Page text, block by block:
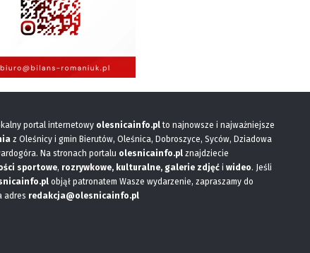
portal internetowy olesnicainfo.plto najnowsze i najważniejsze
z Oleśnicy i gmin Bierutów, Oleśnica, Dobroszyce, Syców, Dziadowa
Na stronach portalu olesnicainfo.pl znajdziecie
sportowe, rozrywkowe, kulturalne, galerie zdjęć i wideo. Jeśli
objął patronatem Wasze wydarzenie, zapraszamy do
adres redakcja@olesnicainfo.pl